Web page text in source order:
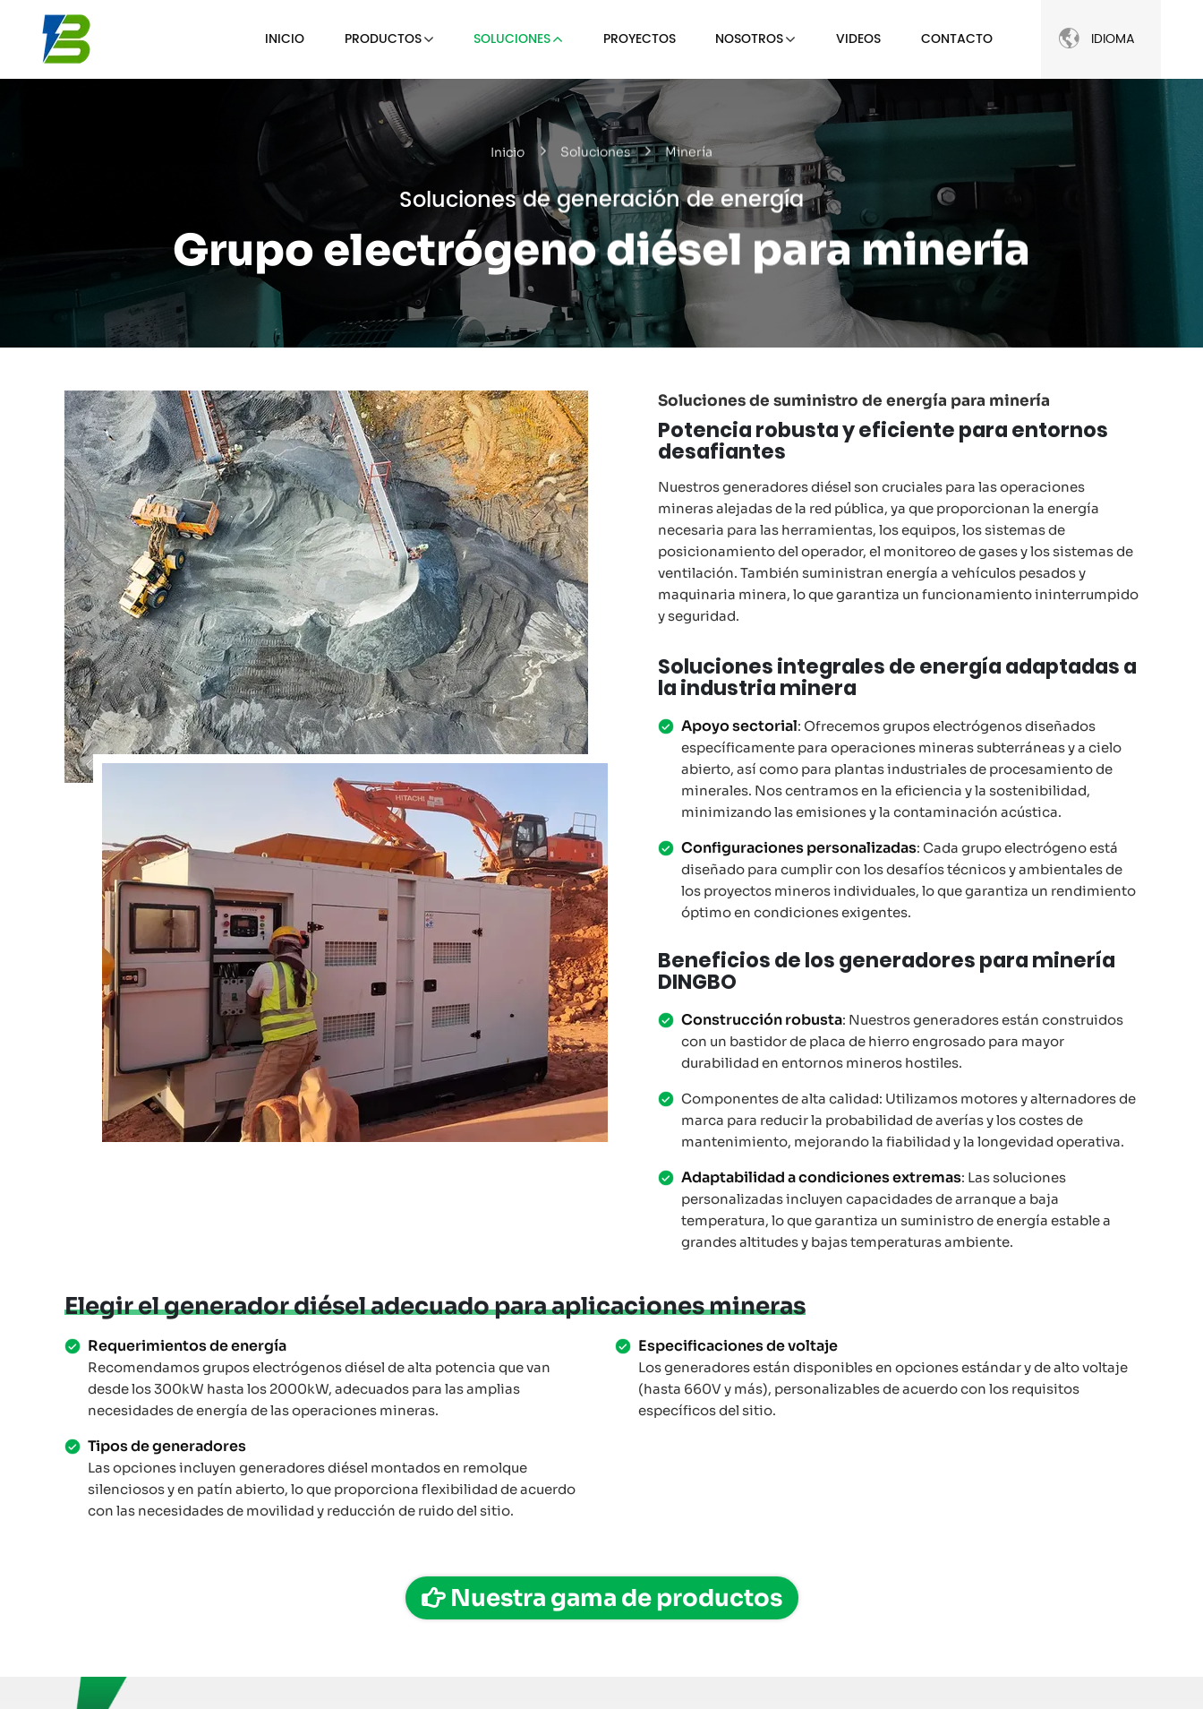
 IDIOMA
INICIO PRODUCTOS SOLUCIONES PROYECTOS NOSOTROS VIDEOS CONTACTO
Inicio Soluciones Minería
Soluciones de generación de energía
Grupo electrógeno diésel para minería
Soluciones de suministro de energía para minería
Potencia robusta y eficiente para entornos
desafiantes
Nuestros generadores diésel son cruciales para las operaciones
mineras alejadas de la red pública, ya que proporcionan la energía
necesaria para las herramientas, los equipos, los sistemas de
posicionamiento del operador, el monitoreo de gases y los sistemas de
ventilación. También suministran energía a vehículos pesados y
maquinaria minera, lo que garantiza un funcionamiento ininterrumpido
y seguridad.
Soluciones integrales de energía adaptadas a
la industria minera
Apoyo sectorial: Ofrecemos grupos electrógenos diseñados
específicamente para operaciones mineras subterráneas y a cielo
abierto, así como para plantas industriales de procesamiento de
minerales. Nos centramos en la eficiencia y la sostenibilidad,
minimizando las emisiones y la contaminación acústica.
Configuraciones personalizadas: Cada grupo electrógeno está
diseñado para cumplir con los desafíos técnicos y ambientales de
los proyectos mineros individuales, lo que garantiza un rendimiento
óptimo en condiciones exigentes.
Beneficios de los generadores para minería
DINGBO
Construcción robusta: Nuestros generadores están construidos
con un bastidor de placa de hierro engrosado para mayor
durabilidad en entornos mineros hostiles.
Componentes de alta calidad: Utilizamos motores y alternadores de
marca para reducir la probabilidad de averías y los costes de
mantenimiento, mejorando la fiabilidad y la longevidad operativa.
Adaptabilidad a condiciones extremas: Las soluciones
personalizadas incluyen capacidades de arranque a baja
temperatura, lo que garantiza un suministro de energía estable a
grandes altitudes y bajas temperaturas ambiente.
Elegir el generador diésel adecuado para aplicaciones mineras
Requerimientos de energía
Recomendamos grupos electrógenos diésel de alta potencia que van
desde los 300kW hasta los 2000kW, adecuados para las amplias
necesidades de energía de las operaciones mineras.
Tipos de generadores
Las opciones incluyen generadores diésel montados en remolque
silenciosos y en patín abierto, lo que proporciona flexibilidad de acuerdo
con las necesidades de movilidad y reducción de ruido del sitio.
Especificaciones de voltaje
Los generadores están disponibles en opciones estándar y de alto voltaje
(hasta 660V y más), personalizables de acuerdo con los requisitos
específicos del sitio.
Nuestra gama de productos